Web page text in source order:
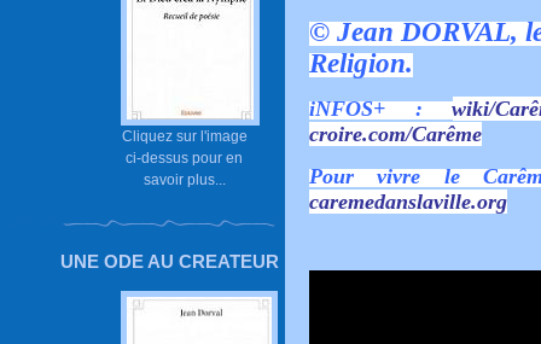
Cliquez sur l'image
ci-dessus pour en
savoir plus...
UNE ODE AU CREATEUR
© Jean DORVAL,
Religion.
iNFOS+ :
wiki/
croire.com/Carême
Pour vivre le
caremedanslaville.org